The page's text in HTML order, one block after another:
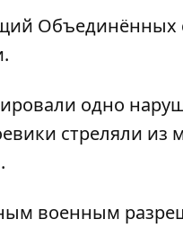
Объединённых
одно
стреляли
военным